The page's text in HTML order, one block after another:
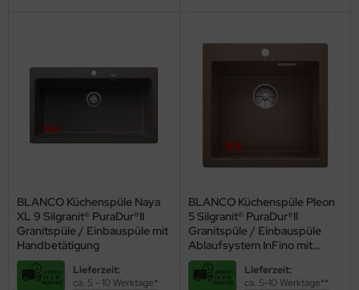
BLANCO Küchenspüle Naya
XL 9 Silgranit® PuraDur®II
Granitspüle / Einbauspüle mit
Handbetätigung
Lieferzeit:
ca. 5 - 10 Werktage*
BLANCO Küchenspüle Pleon
5 Silgranit® PuraDur®II
Granitspüle / Einbauspüle
Ablaufsystem InFino mit
Drehknopfventil
Lieferzeit:
ca. 5-10 Werktage**